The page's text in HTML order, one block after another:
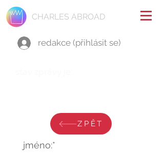
CHARLES ABROAD
redakce (přihlásit se)
ZPĚT
jméno:*